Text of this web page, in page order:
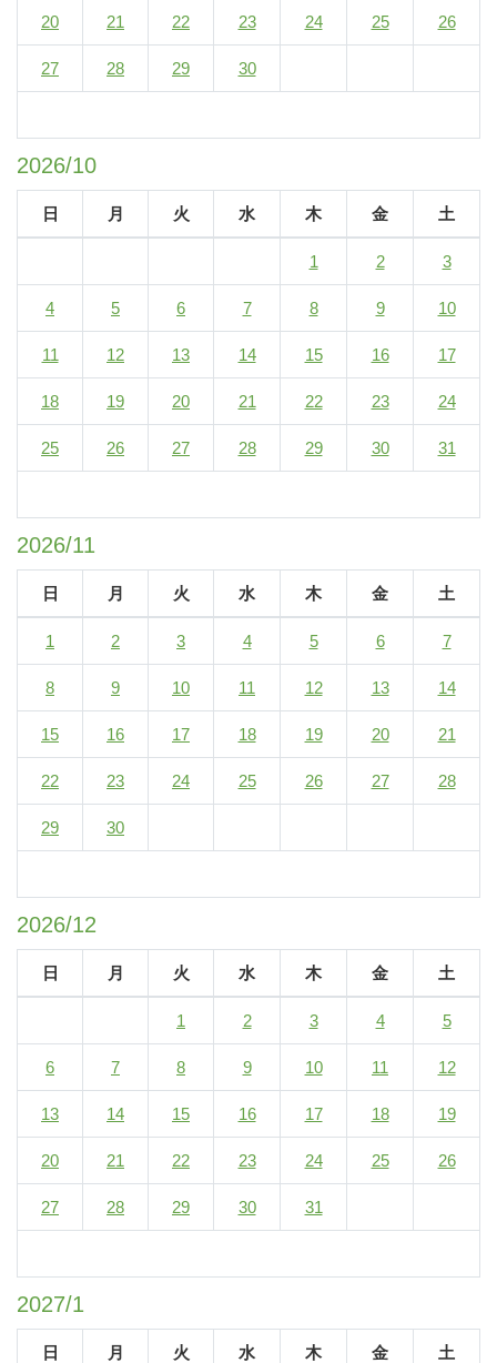
20 21 22 23 24 25
26
27
28 29 30
2026/10
日 月 火 水 木 金
土
1
2
3
4
5 6 7 8 9
10
11
12 13 14 15 16
17
18
19 20 21 22 23
24
25
26 27 28 29 30 31
2026/11
日 月 火 水 木 金
土
1
2 3 4 5 6
7
8
9 10 11 12 13
14
15
16 17 18 19 20
21
22
23 24 25 26 27
28
29
30
2026/12
日 月 火 水 木 金
土
1
2 3 4
5
6
7 8 9 10 11
12
13
14 15 16 17 18
19
20
21 22 23 24 25
26
27
28 29 30 31
2027/1
日 月 火 水 木 金
土